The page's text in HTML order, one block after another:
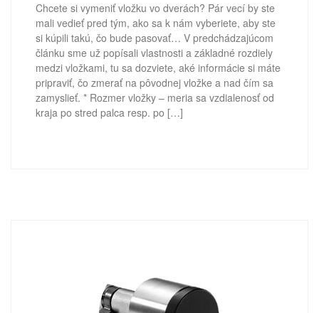
Chcete si vymeniť vložku vo dverách? Pár vecí by ste
mali vedieť pred tým, ako sa k nám vyberiete, aby ste
si kúpili takú, čo bude pasovať… V predchádzajúcom
článku sme už popísali vlastnosti a základné rozdiely
medzi vložkami, tu sa dozviete, aké informácie si máte
pripraviť, čo zmerať na pôvodnej vložke a nad čím sa
zamyslieť. * Rozmer vložky – meria sa vzdialenosť od
kraja po stred palca resp. po […]